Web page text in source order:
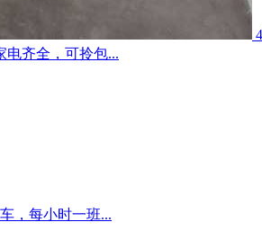
电齐全，可拎包...
，每小时一班...